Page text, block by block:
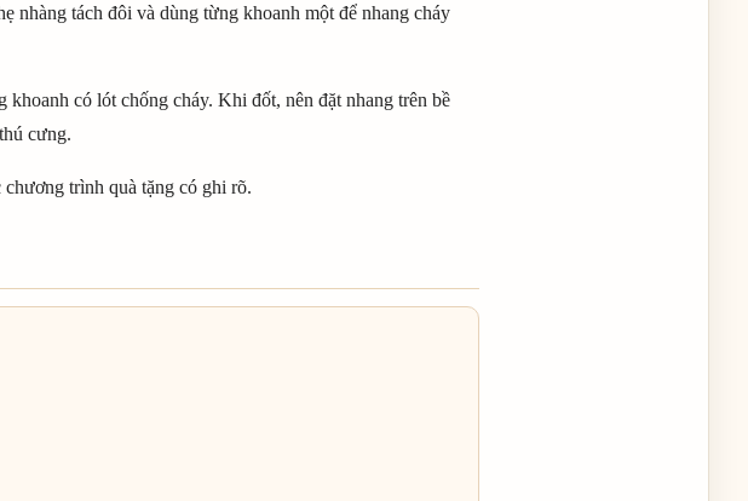
nhàng tách đôi và dùng từng khoanh một để nhang cháy
có lót chống cháy. Khi đốt, nên đặt nhang trên bề
cưng.
trình quà tặng có ghi rõ.